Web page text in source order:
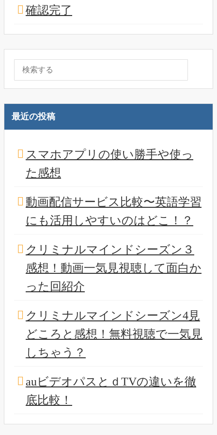
確認完了
最近の投稿
スマホアプリの使い勝手や使っ
た感想
動画配信サービス比較〜英語学習
にも活用しやすいのはどこ！？
クリミナルマインドシーズン３
感想！動画一気見視聴して面白か
った回紹介
クリミナルマインドシーズン4見
どころと感想！無料視聴で一気見
しちゃう？
auビデオパスとｄTVの違いを徹
底比較！